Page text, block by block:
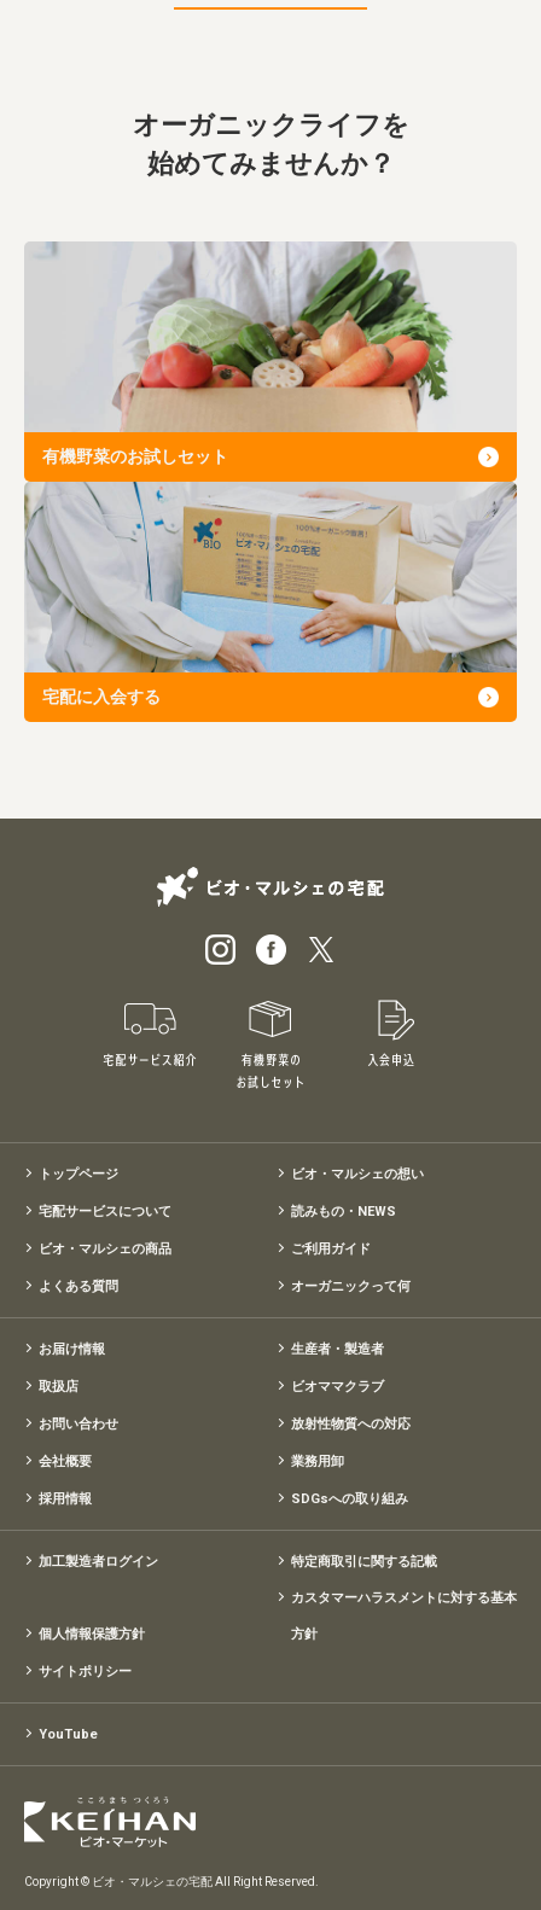
オーガニックライフを
始めてみませんか？
有機野菜のお試しセット
宅配に入会する
宅配サービス紹介 有機野菜のお試しセット
トップページ ビオ・マルシェの想い
宅配サービスについて 読みもの・NEWS
ビオ・マルシェの商品 ご利用ガイド
よくある質問 オーガニックって何
お届け情報 生産者・製造者
取扱店 ビオママクラブ
お問い合わせ 放射性物質への対応
会社概要 業務用卸
採用情報 SDGsへの取り組み
加工製造者ログイン 特定商取引に関する記載
個人情報保護方針
カスタマーハラスメントに対する基本
方針
サイトポリシー
YouTube
Copyright © ビオ・マルシェの宅配 All Right Reserved.